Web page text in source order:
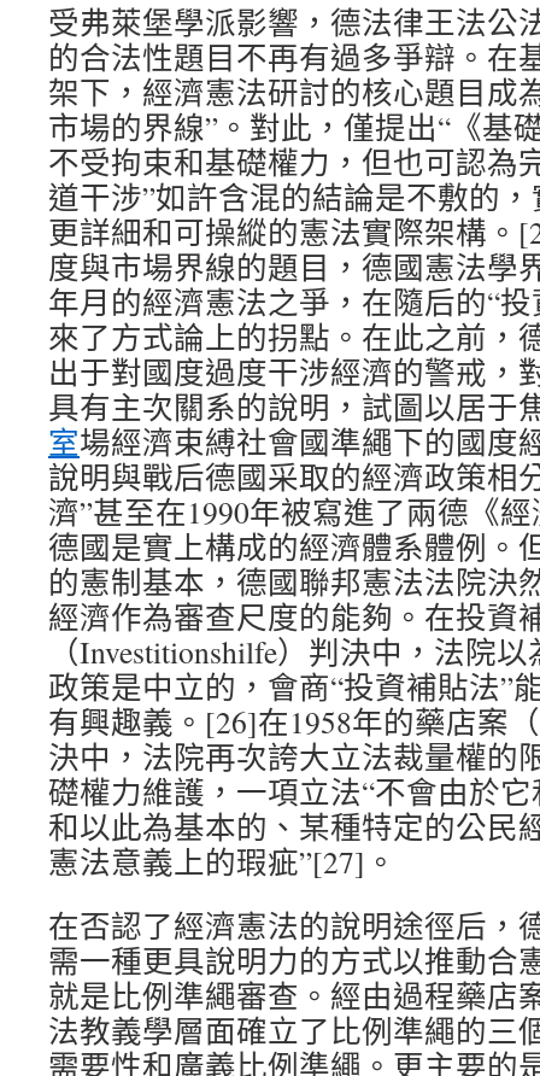
受弗萊堡學派影響，德法律王法公
的合法性題目不再有過多爭辯。在
架下，經濟憲法研討的核心題目成
市場的界線”。對此，僅提出“《基
不受拘束和基礎權力，但也可認為
道干涉”如許含混的結論是不敷的
更詳細和可操縱的憲法實際架構。
度與市場界線的題目，德國憲法學
年月的經濟憲法之爭，在隨后的“
來了方式論上的拐點。在此之前，
出于對國度過度干涉經濟的警戒，
具有主次關系的說明，試圖以居于
室場經濟束縛社會國準繩下的國度
說明與戰后德國采取的經濟政策相
濟”甚至在1990年被寫進了兩德《
德國是實上構成的經濟體系體例。
的憲制基本，德國聯邦憲法法院決
經濟作為審查尺度的能夠。在投資
（Investitionshilfe）判決中，法院
政策是中立的，會商“投資補貼法”
有興趣義。[26]在1958年的藥店案
決中，法院再次誇大立法裁量權的
礎權力維護，一項立法“不會由於
和以此為基本的、某種特定的公民
憲法意義上的瑕疵”[27]。
在否認了經濟憲法的說明途徑后，
需一種更具說明力的方式以推動合
就是比例準繩審查。經由過程藥店
法教義學層面確立了比例準繩的三
需要性和廣義比例準繩。更主要的